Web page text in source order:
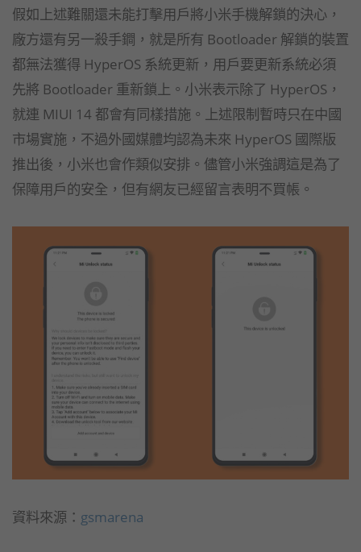
假如上述難關還未能打擊用戶將小米手機解鎖的決心，
廠方還有另一殺手鐧，就是所有 Bootloader 解鎖的裝置
都無法獲得 HyperOS 系統更新，用戶要更新系統必須
先將 Bootloader 重新鎖上。小米表示除了 HyperOS，
就連 MIUI 14 都會有同樣措施。上述限制暫時只在中國
市場實施，不過外國媒體均認為未來 HyperOS 國際版
推出後，小米也會作類似安排。儘管小米強調這是為了
保障用戶的安全，但有網友已經留言表明不買帳。
資料來源： gsmarena